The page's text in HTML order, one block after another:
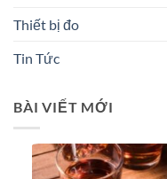
Thiết bị đo
Tin Tức
BÀI VIẾT MỚI